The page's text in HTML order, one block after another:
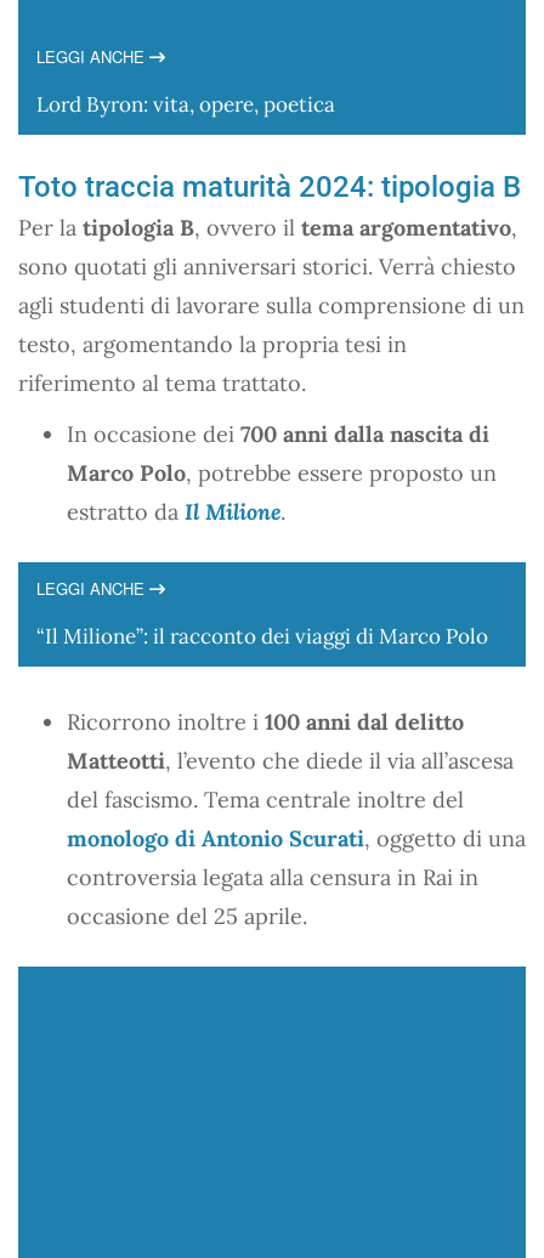
LEGGI ANCHE
Lord Byron: vita, opere, poetica
Toto traccia maturità 2024: tipologia B
Per la tipologia B, ovvero il tema argomentativo,
sono quotati gli anniversari storici. Verrà chiesto
agli studenti di lavorare sulla comprensione di un
testo, argomentando la propria tesi in
riferimento al tema trattato.
In occasione dei 700 anni dalla nascita di
Marco Polo, potrebbe essere proposto un
estratto da Il Milione.
LEGGI ANCHE
“Il Milione”: il racconto dei viaggi di Marco Polo
Ricorrono inoltre i 100 anni dal delitto
Matteotti, l’evento che diede il via all’ascesa
del fascismo. Tema centrale inoltre del
monologo di Antonio Scurati, oggetto di una
controversia legata alla censura in Rai in
occasione del 25 aprile.